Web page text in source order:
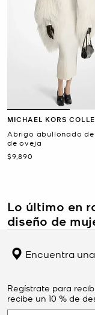
MICHAEL KORS
Abrigo abullonado
de oveja
Ahora
$9,890
Lo último en
diseño de
de diseño de mujer.
confección
encontrarás una
básicas atemporales
entrever las próximas
Encuentra
Regístrate para
recibe un 10 % de